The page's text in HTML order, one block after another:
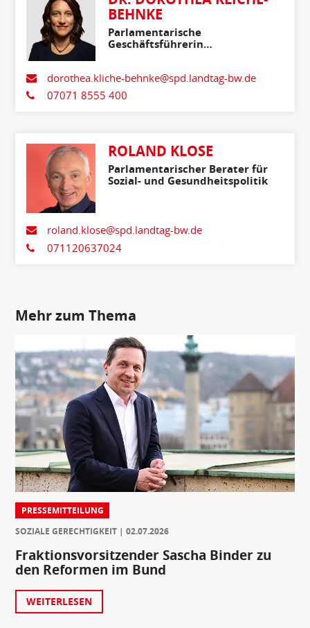
BEHNKE
Parlamentarische
Geschäftsführerin
dorothea.kliche-behnke@spd.landtag-bw.de
07071 8555 400
ROLAND KLOSE
Parlamentarischer Berater für
Sozial- und Gesundheitspolitik
roland.klose@spd.landtag-bw.de
071120637024
Mehr zum Thema
PRESSEMITTEILUNG
SOZIALE GERECHTIGKEIT
02.07.2026
Fraktionsvorsitzender Sascha Binder zu
den Reformen im Bund
WEITERLESEN